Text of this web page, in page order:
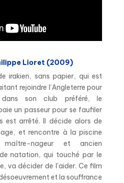
Lioret (2009)
irakien, sans papier, qui est
rejoindre l’Angleterre pour
dans son club préféré, le
un passeur pour se faufiler
est arrêté. Il décide alors de
et rencontre à la piscine
maître-nageur et ancien
natation, qui touché par le
va décider de l’aider. Ce film
et la souffrance